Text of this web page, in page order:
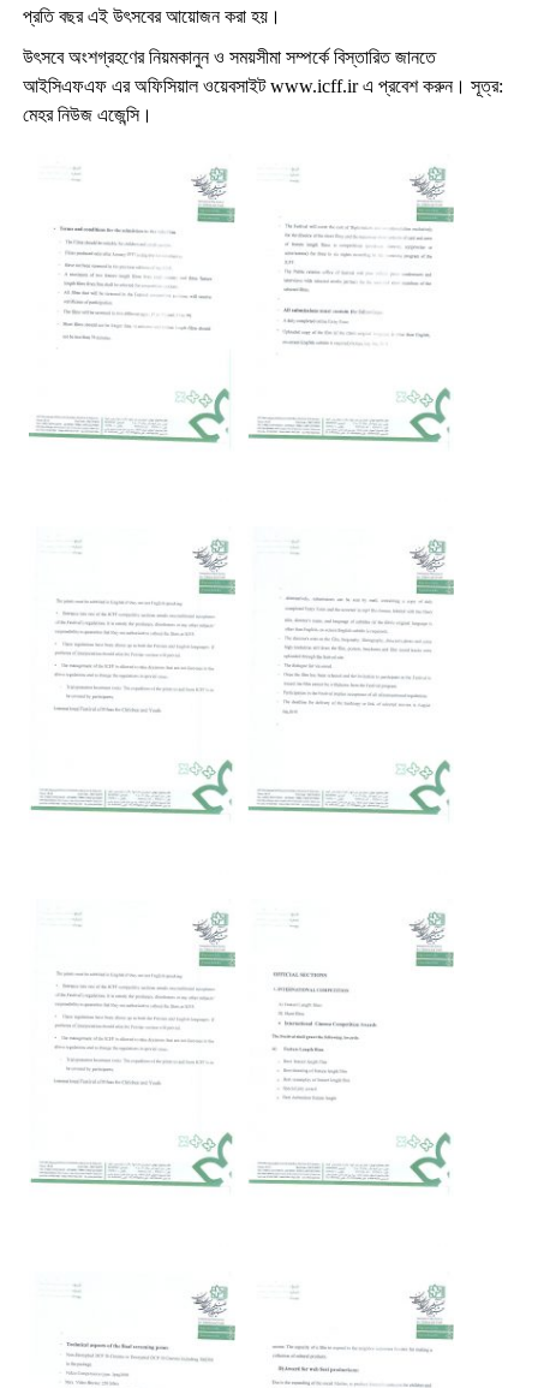
প্রতি বছর এই উৎসবের আয়োজন করা হয়।
উৎসবে অংশগ্রহণের নিয়মকানুন ও সময়সীমা সম্পর্কে বিস্তারিত জানতে
আইসিএফএফ এর অফিসিয়াল ওয়েবসাইট www.icff.ir এ প্রবেশ করুন। সূত্র:
মেহর নিউজ এজেন্সি।